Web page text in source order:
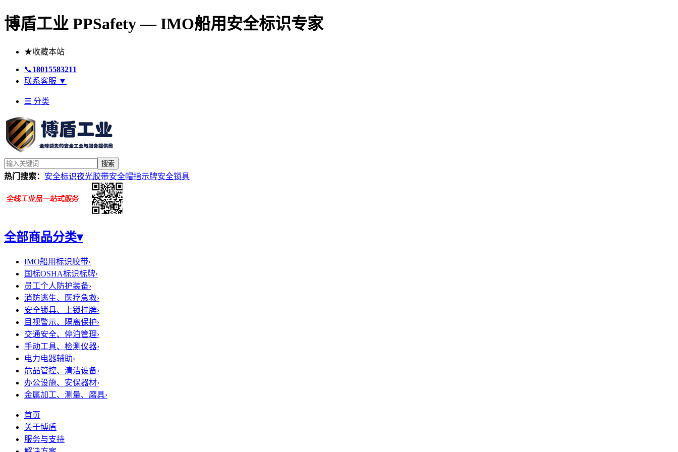
博盾工业 PPSafety — IMO船用安全标识专家
★收藏本站
📞18015583211
联系客服 ▼
☰ 分类
搜索
热门搜索： 安全标识夜光胶带安全帽指示牌安全锁具
全部商品分类▾
IMO船用标识胶带›
国标OSHA标识标牌›
员工个人防护装备›
消防逃生、医疗急救›
安全锁具、上锁挂牌›
目视警示、隔离保护›
交通安全、停泊管理›
手动工具、检测仪器›
电力电器辅助›
危品管控、清洁设备›
办公设施、安保器材›
金属加工、测量、磨具›
首页
关于博盾
服务与支持